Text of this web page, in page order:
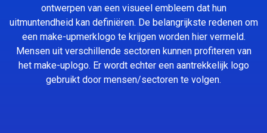
ontwerpen van een visueel embleem dat hun
uitmuntendheid kan definiëren. De belangrijkste redenen om
een make-upmerklogo te krijgen worden hier vermeld.
Mensen uit verschillende sectoren kunnen profiteren van
het make-uplogo. Er wordt echter een aantrekkelijk logo
gebruikt door mensen/sectoren te volgen.